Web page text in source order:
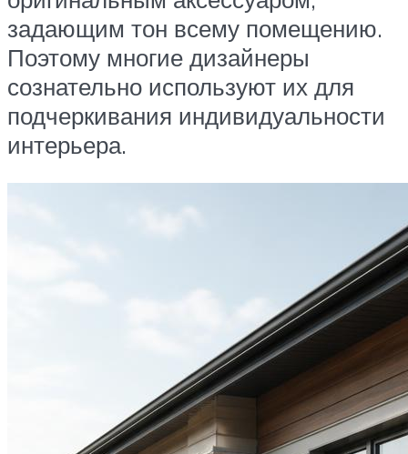
задающим тон всему помещению.
Поэтому многие дизайнеры
сознательно используют их для
подчеркивания индивидуальности
интерьера.